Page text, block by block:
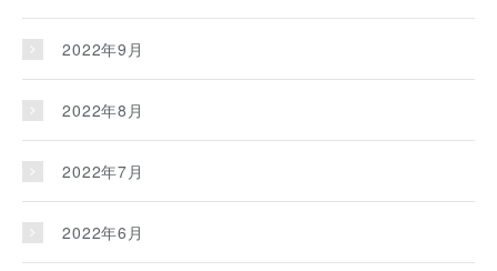
2022年9月
2022年8月
2022年7月
2022年6月